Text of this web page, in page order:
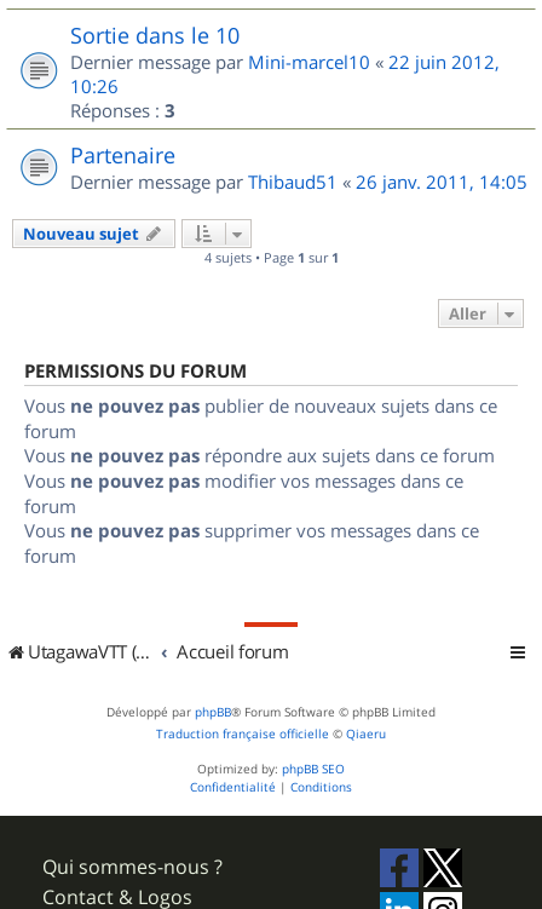
Sortie dans le 10
Dernier message par Mini-marcel10 « 22 juin 2012,
10:26
Réponses : 3
Partenaire
Dernier message par Thibaud51 « 26 janv. 2011, 14:05
Nouveau sujet
4 sujets • Page 1 sur 1
Aller
PERMISSIONS DU FORUM
Vous ne pouvez pas publier de nouveaux sujets dans ce
forum
Vous ne pouvez pas répondre aux sujets dans ce forum
Vous ne pouvez pas modifier vos messages dans ce
forum
Vous ne pouvez pas supprimer vos messages dans ce
forum
UtagawaVTT (Randos VTT et VTTAE avec traces GPS) Accueil forum
Développé par phpBB® Forum Software © phpBB Limited
Traduction française officielle © Qiaeru
Optimized by: phpBB SEO
Confidentialité | Conditions
Qui sommes-nous ?
Contact & Logos